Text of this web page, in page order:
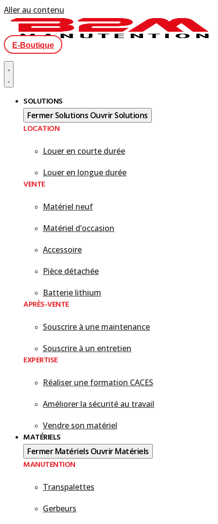
Aller au contenu
E-Boutique
SOLUTIONS
Fermer Solutions Ouvrir Solutions
LOCATION
Louer en courte durée
Louer en longue durée
VENTE
Matériel neuf
Matériel d’occasion
Accessoire
Pièce détachée
Batterie lithium
APRÈS-VENTE
Souscrire à une maintenance
Souscrire à un entretien
EXPERTISE
Réaliser une formation CACES
Améliorer la sécurité au travail
Vendre son matériel
MATÉRIELS
Fermer Matériels Ouvrir Matériels
MANUTENTION
Transpalettes
Gerbeurs